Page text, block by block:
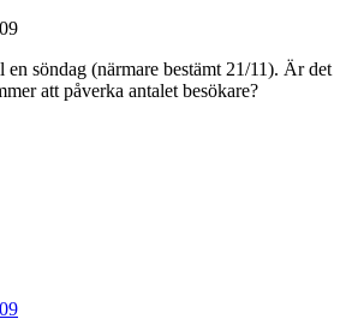
söndag (närmare bestämt 21/11). Är det
att påverka antalet besökare?